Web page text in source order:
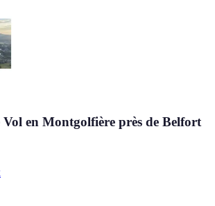
en Montgolfière près de Belfort